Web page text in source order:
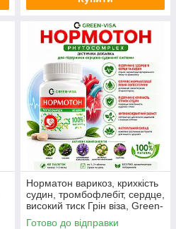
Норматон варикоз, крихкість
судин, тромбофлебіт, сердце,
високий тиск Грін віза, Green-
visa 60таб
Готово до відправки